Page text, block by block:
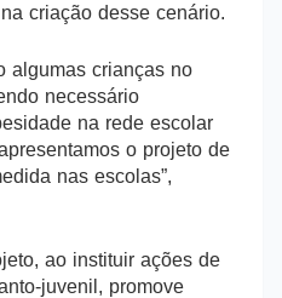
criação desse cenário.
algumas crianças no
necessário
na rede escolar
o projeto de
nas escolas”,
ao instituir ações de
juvenil, promove